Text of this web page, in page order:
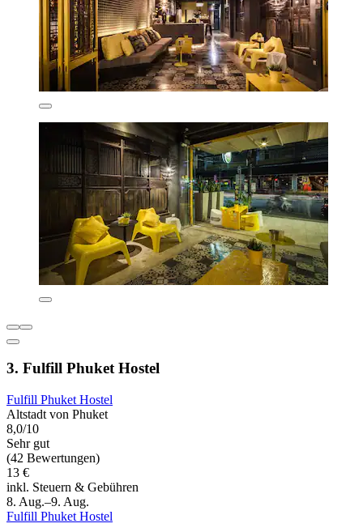
3. Fulfill Phuket Hostel
Fulfill Phuket Hostel
Altstadt von Phuket
8,0/10
Sehr gut
(42 Bewertungen)
13 €
inkl. Steuern & Gebühren
8. Aug.–9. Aug.
Fulfill Phuket Hostel